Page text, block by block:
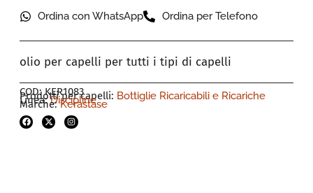
Ordina con WhatsApp Ordina per Telefono
olio per capelli per tutti i tipi di capelli
COD: KER1083
Prodotti per capelli: Bottiglie Ricaricabili e Ricariche
Linea:Discipline
Marche:Kerastase